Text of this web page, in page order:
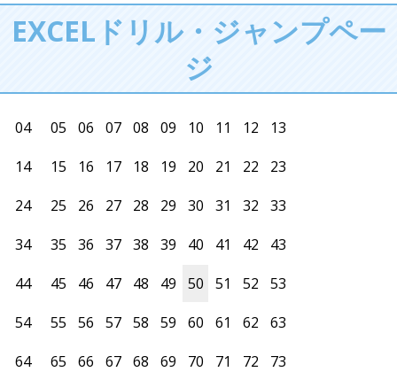
EXCELドリル・ジャンプペー
ジ
04 05 06 07 08 09 10 11 12
13
14
15 16 17 18 19 20 21 22
23
24
25 26 27 28 29 30 31 32
33
34
35 36 37 38 39 40 41 42
43
44
45 46 47 48 49 50 51 52
53
54
55 56 57 58 59 60 61 62
63
64
65 66 67 68 69 70 71 72
73